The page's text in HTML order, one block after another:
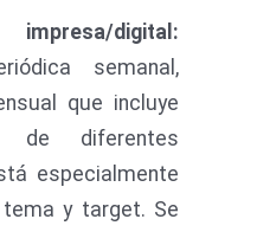
impresa/digital :
semanal,
que incluye
de diferentes
especialmente
y target. Se